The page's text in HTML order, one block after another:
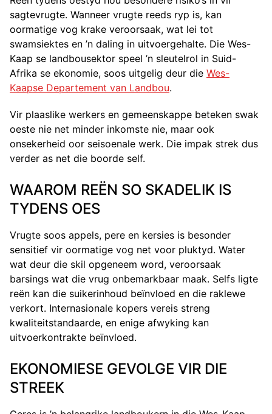
sagtevrugte. Wanneer vrugte reeds ryp is, kan
oormatige vog krake veroorsaak, wat lei tot
swamsiektes en ’n daling in uitvoergehalte. Die Wes-
Kaap se landbousektor speel ’n sleutelrol in Suid-
Afrika se ekonomie, soos uitgelig deur die Wes-
Kaapse Departement van Landbou.
Vir plaaslike werkers en gemeenskappe beteken swak
oeste nie net minder inkomste nie, maar ook
onsekerheid oor seisoenale werk. Die impak strek dus
verder as net die boorde self.
WAAROM REËN SO SKADELIK IS
TYDENS OES
Vrugte soos appels, pere en kersies is besonder
sensitief vir oormatige vog net voor pluktyd. Water
wat deur die skil opgeneem word, veroorsaak
barsings wat die vrug onbemarkbaar maak. Selfs ligte
reën kan die suikerinhoud beïnvloed en die raklewe
verkort. Internasionale kopers vereis streng
kwaliteitstandaarde, en enige afwyking kan
uitvoerkontrakte beïnvloed.
EKONOMIESE GEVOLGE VIR DIE
STREEK